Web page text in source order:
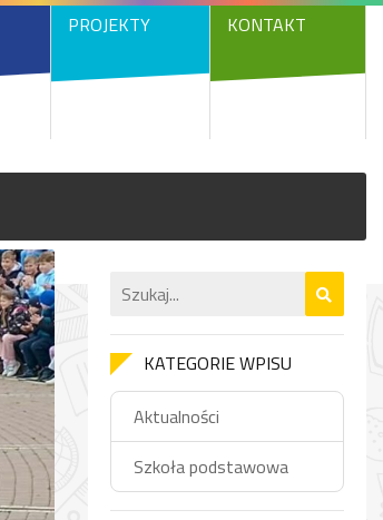
PROJEKTY KONTAKT
KATEGORIE WPISU
Aktualności
Szkoła podstawowa